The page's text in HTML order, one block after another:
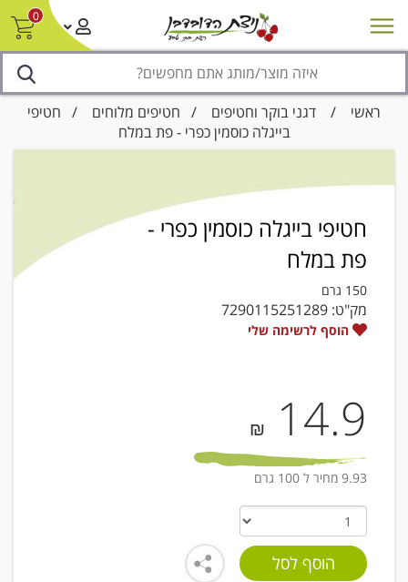
0
מבצעים סניפים צור קשר/ביטול הזמנה
ראשי / דגני בוקר וחטיפים / חטיפים מלוחים / חטיפי
בייגלה כוסמין כפרי - פת במלח
חטיפי בייגלה כוסמין כפרי -
פת במלח
150 גרם
מק"ט: 7290115251289
הוסף לרשימה שלי
14.9
₪
9.93 מחיר ל 100 גרם